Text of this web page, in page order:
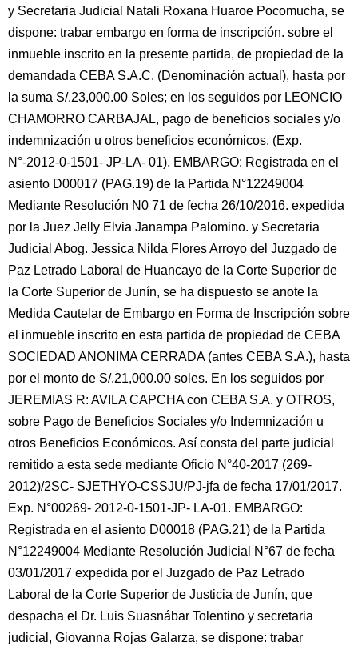
y Secretaria Judicial Natali Roxana Huaroe Pocomucha, se
dispone: trabar embargo en forma de inscripción. sobre el
inmueble inscrito en la presente partida, de propiedad de la
demandada CEBA S.A.C. (Denominación actual), hasta por
la suma S/.23,000.00 Soles; en los seguidos por LEONCIO
CHAMORRO CARBAJAL, pago de beneficios sociales y/o
indemnización u otros beneficios económicos. (Exp.
N°-2012-0-1501- JP-LA- 01). EMBARGO: Registrada en el
asiento D00017 (PAG.19) de la Partida N°12249004
Mediante Resolución N0 71 de fecha 26/10/2016. expedida
por la Juez Jelly Elvia Janampa Palomino. y Secretaria
Judicial Abog. Jessica Nilda Flores Arroyo del Juzgado de
Paz Letrado Laboral de Huancayo de la Corte Superior de
la Corte Superior de Junín, se ha dispuesto se anote la
Medida Cautelar de Embargo en Forma de Inscripción sobre
el inmueble inscrito en esta partida de propiedad de CEBA
SOCIEDAD ANONIMA CERRADA (antes CEBA S.A.), hasta
por el monto de S/.21,000.00 soles. En los seguidos por
JEREMIAS R: AVILA CAPCHA con CEBA S.A. y OTROS,
sobre Pago de Beneficios Sociales y/o Indemnización u
otros Beneficios Económicos. Así consta del parte judicial
remitido a esta sede mediante Oficio N°40-2017 (269-
2012)/2SC- SJETHYO-CSSJU/PJ-jfa de fecha 17/01/2017.
Exp. N°00269- 2012-0-1501-JP- LA-01. EMBARGO:
Registrada en el asiento D00018 (PAG.21) de la Partida
N°12249004 Mediante Resolución Judicial N°67 de fecha
03/01/2017 expedida por el Juzgado de Paz Letrado
Laboral de la Corte Superior de Justicia de Junín, que
despacha el Dr. Luis Suasnábar Tolentino y secretaria
judicial, Giovanna Rojas Galarza, se dispone: trabar